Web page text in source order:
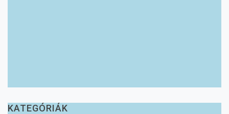
KATEGÓRIÁK